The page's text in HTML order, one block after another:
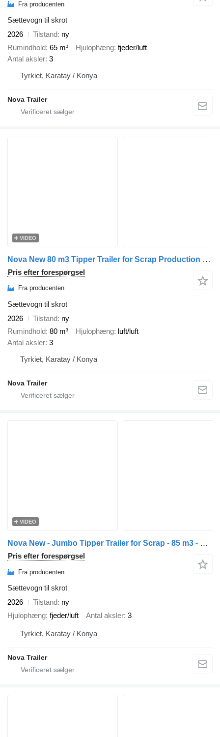
Fra producenten
Sættevogn til skrot
2026
Tilstand ny
Rumindhold 65 m³ Hjulophæng fjeder/luft
Antal aksler 3
Tyrkiet, Karatay / Konya
Nova Trailer
VIDEO
Nova New 80 m3 Tipper Trailer for Scrap Production - 2026
Pris efter forespørgsel
Fra producenten
Sættevogn til skrot
2026
Tilstand ny
Rumindhold 80 m³ Hjulophæng luft/luft
Antal aksler 3
Tyrkiet, Karatay / Konya
Nova Trailer
VIDEO
Nova New - Jumbo Tipper Trailer for Scrap - 85 m3 - Hardox - 2026
Pris efter forespørgsel
Fra producenten
Sættevogn til skrot
2026
Tilstand ny
Hjulophæng fjeder/luft Antal aksler 3
Tyrkiet, Karatay / Konya
Nova Trailer